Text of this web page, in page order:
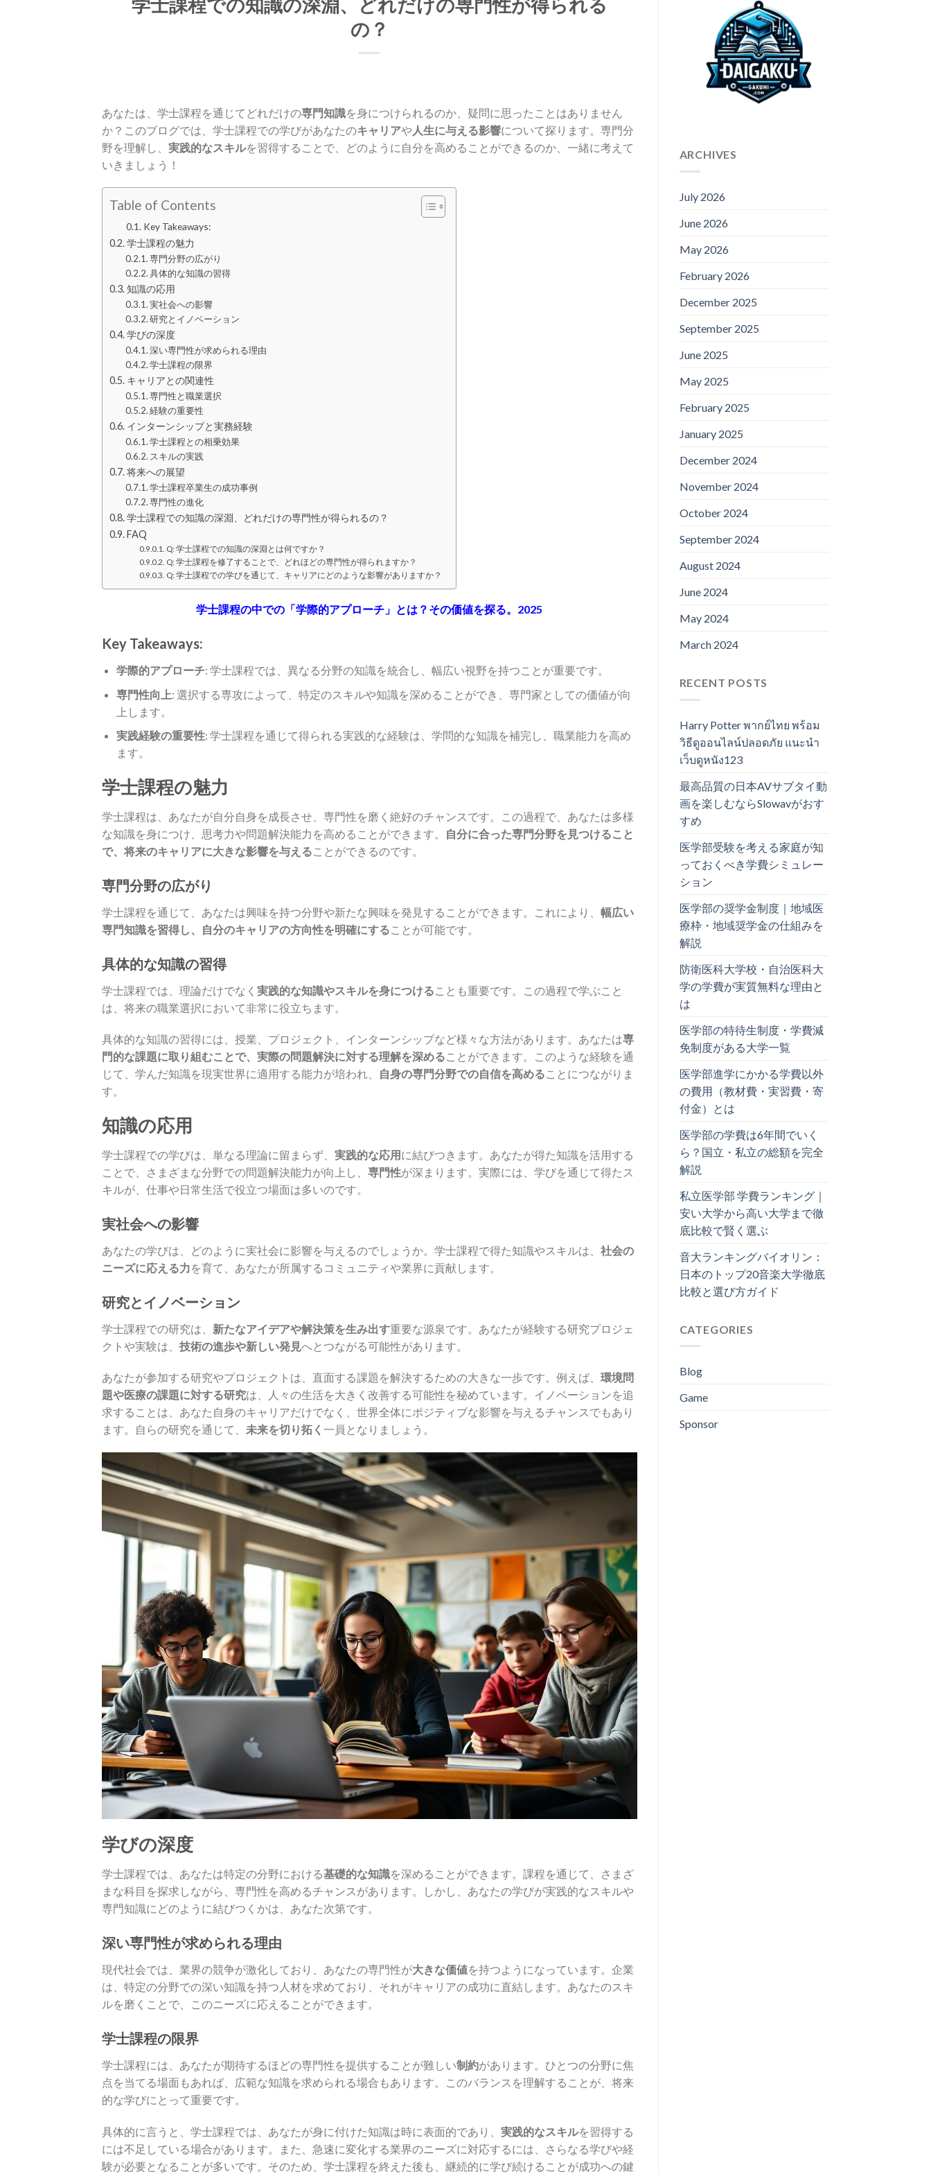
の？
あなたは、学士課程を通じてどれだけの専門知識を身につけられるのか、疑問に思ったことはありません
か？このブログでは、学士課程での学びがあなたのキャリアや 人生に与える影響について探ります。専門分
野を理解し、 実践的なスキルを習得することで、どのように自分を高めることができるのか、一緒に考えて
いきましょう！
Table of Contents
Key Takeaways:
学士課程の魅力
専門分野の広がり
具体的な知識の習得
知識の応用
実社会への影響
研究とイノベーション
学びの深度
深い専門性が求められる理由
学士課程の限界
キャリアとの関連性
専門性と職業選択
経験の重要性
インターンシップと実務経験
学士課程との相乗効果
スキルの実践
将来への展望
学士課程卒業生の成功事例
専門性の進化
学士課程での知識の深淵、どれだけの専門性が得られるの？
FAQ
Q: 学士課程での知識の深淵とは何ですか？
Q: 学士課程を修了することで、どれほどの専門性が得られますか？
Q: 学士課程での学びを通じて、キャリアにどのような影響がありますか？
学士課程の中での「学際的アプローチ」とは？その価値を探る。2025
Key Takeaways:
学際的アプローチ: 学士課程では、異なる分野の知識を統合し、幅広い視野を持つことが重要です。
専門性向上: 選択する専攻によって、特定のスキルや知識を深めることができ、専門家としての価値が向
上します。
実践経験の重要性: 学士課程を通じて得られる実践的な経験は、学問的な知識を補完し、職業能力を高め
ます。
学士課程の魅力
学士課程は、あなたが自分自身を成長させ、専門性を磨く絶好のチャンスです。この過程で、あなたは多様
な知識を身につけ、思考力や問題解決能力を高めることができます。
自分に合った専門分野を見つけること
で、将来のキャリアに大きな影響を与えることができるのです。
専門分野の広がり
学士課程を通じて、あなたは興味を持つ分野や新たな興味を発見することができます。これにより、 幅広い
専門知識を習得し、自分のキャリアの方向性を明確にする ことが可能です。
具体的な知識の習得
学士課程では、理論だけでなく 実践的な知識やスキルを身につける ことも重要です。この過程で学ぶこと
は、将来の職業選択において非常に役立ちます。
具体的な知識の習得には、授業、プロジェクト、インターンシップなど様々な方法があります。あなたは専
門的な課題に取り組むことで、実際の問題解決に対する理解を深めることができます。このような経験を通
じて、学んだ知識を現実世界に適用する能力が培われ、
自身の専門分野での自信を高めることにつながりま
す。
知識の応用
学士課程での学びは、単なる理論に留まらず、 実践的な応用に結びつきます。あなたが得た知識を活用する
ことで、さまざまな分野での問題解決能力が向上し、 専門性が深まります。実際には、学びを通じて得たス
キルが、仕事や日常生活で役立つ場面は多いのです。
実社会への影響
あなたの学びは、どのように実社会に影響を与えるのでしょうか。学士課程で得た知識やスキルは、 社会の
ニーズに応える力を育て、あなたが所属するコミュニティや業界に貢献します。
研究とイノベーション
学士課程での研究は、 新たなアイデアや解決策を生み出す重要な源泉です。あなたが経験する研究プロジェ
クトや実験は、 技術の進歩や新しい発見へとつながる可能性があります。
あなたが参加する研究やプロジェクトは、直面する課題を解決するための大きな一歩です。例えば、 環境問
題や医療の課題に対する研究は、人々の生活を大きく改善する可能性を秘めています。イノベーションを追
求することは、あなた自身のキャリアだけでなく、世界全体にポジティブな影響を与えるチャンスでもあり
ます。自らの研究を通じて、 未来を切り拓く 一員となりましょう。
学びの深度
学士課程では、あなたは特定の分野における基礎的な知識を深めることができます。課程を通じて、さまざ
まな科目を探求しながら、専門性を高めるチャンスがあります。しかし、あなたの学びが実践的なスキルや
専門知識にどのように結びつくかは、あなた次第です。
深い専門性が求められる理由
現代社会では、業界の競争が激化しており、あなたの専門性が大きな価値を持つようになっています。企業
は、特定の分野での深い知識を持つ人材を求めており、それがキャリアの成功に直結します。あなたのスキ
ルを磨くことで、このニーズに応えることができます。
学士課程の限界
学士課程には、あなたが期待するほどの専門性を提供することが難しい制約があります。ひとつの分野に焦
点を当てる場面もあれば、広範な知識を求められる場合もあります。このバランスを理解することが、将来
的な学びにとって重要です。
具体的に言うと、学士課程では、あなたが身に付けた知識は時に表面的であり、 実践的なスキルを習得する
には不足している場合があります。また、急速に変化する業界のニーズに対応するには、さらなる学びや経
験が必要となることが多いです。そのため、学士課程を終えた後も、継続的に学び続けることが成功への鍵
ARCHIVES
July 2026
June 2026
May 2026
February 2026
December 2025
September 2025
June 2025
May 2025
February 2025
January 2025
December 2024
November 2024
October 2024
September 2024
August 2024
June 2024
May 2024
March 2024
RECENT POSTS
Harry Potter พากย์ไทย พร้อม
วิธีดูออนไลน์ปลอดภัย แนะนำ
เว็บดูหนัง123
最高品質の日本AVサブタイ動
画を楽しむならSlowavがおす
すめ
医学部受験を考える家庭が知
っておくべき学費シミュレー
ション
医学部の奨学金制度｜地域医
療枠・地域奨学金の仕組みを
解説
防衛医科大学校・自治医科大
学の学費が実質無料な理由と
は
医学部の特待生制度・学費減
免制度がある大学一覧
医学部進学にかかる学費以外
の費用（教材費・実習費・寄
付金）とは
医学部の学費は6年間でいく
ら？国立・私立の総額を完全
解説
私立医学部 学費ランキング｜
安い大学から高い大学まで徹
底比較で賢く選ぶ
音大ランキングバイオリン：
日本のトップ20音楽大学徹底
比較と選び方ガイド
CATEGORIES
Blog
Game
Sponsor